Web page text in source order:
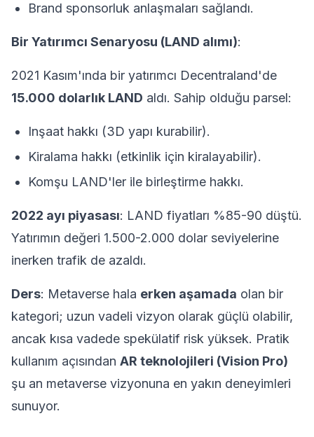
Brand sponsorluk anlaşmaları sağlandı.
Bir Yatırımcı Senaryosu (LAND alımı):
2021 Kasım'ında bir yatırımcı Decentraland'de
15.000 dolarlık LAND aldı. Sahip olduğu parsel:
Inşaat hakkı (3D yapı kurabilir).
Kiralama hakkı (etkinlik için kiralayabilir).
Komşu LAND'ler ile birleştirme hakkı.
2022 ayı piyasası: LAND fiyatları %85-90 düştü.
Yatırımın değeri 1.500-2.000 dolar seviyelerine
inerken trafik de azaldı.
Ders: Metaverse hala erken aşamada olan bir
kategori; uzun vadeli vizyon olarak güçlü olabilir,
ancak kısa vadede spekülatif risk yüksek. Pratik
kullanım açısından AR teknolojileri (Vision Pro)
şu an metaverse vizyonuna en yakın deneyimleri
sunuyor.